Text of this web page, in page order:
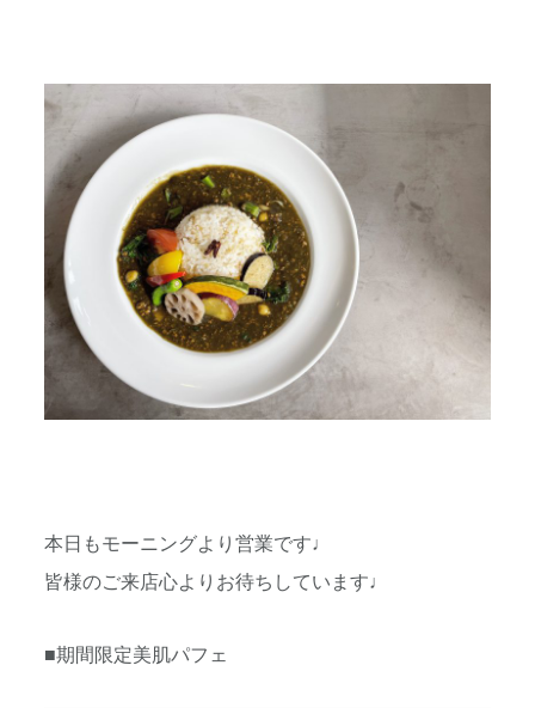
本日もモーニングより営業です♩
皆様のご来店心よりお待ちしています♩
■期間限定美肌パフェ